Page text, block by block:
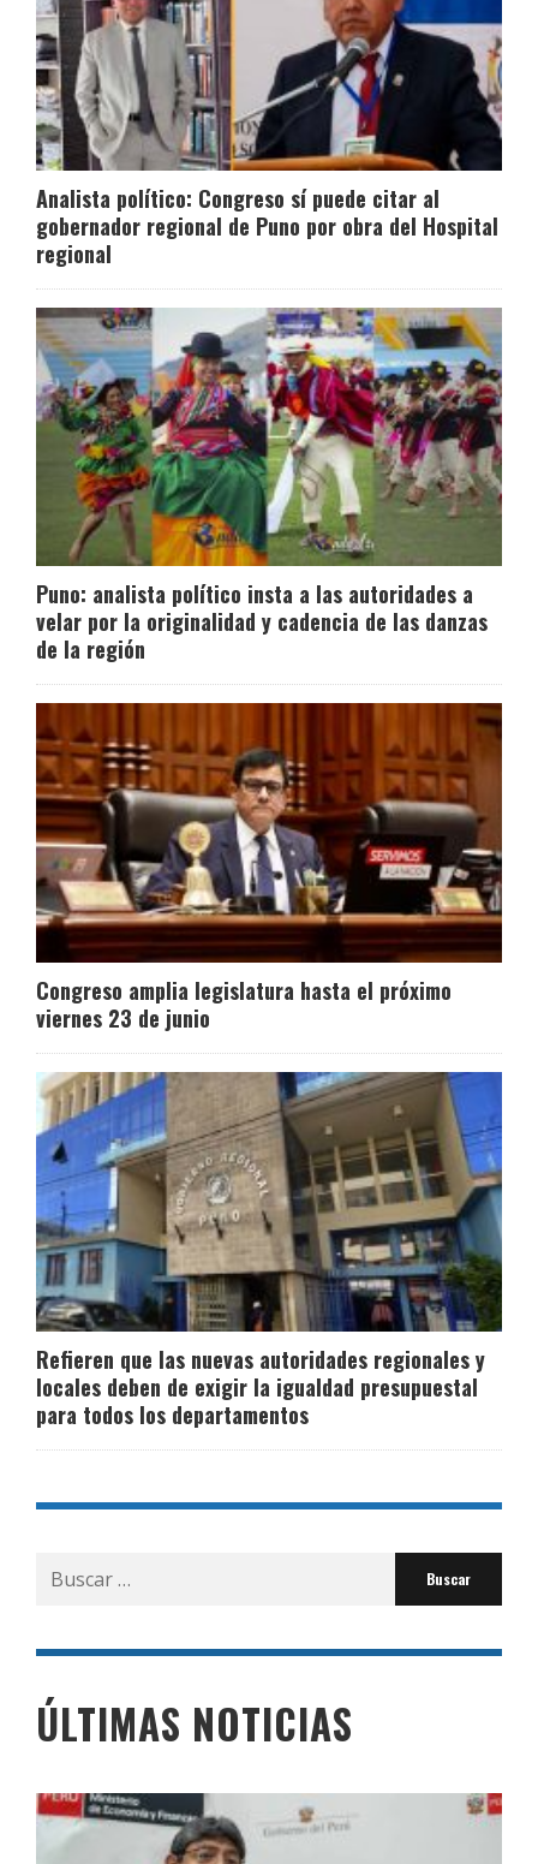
Analista político: Congreso sí puede citar al
gobernador regional de Puno por obra del Hospital
regional
Puno: analista político insta a las autoridades a
velar por la originalidad y cadencia de las danzas
de la región
Congreso amplia legislatura hasta el próximo
viernes 23 de junio
Refieren que las nuevas autoridades regionales y
locales deben de exigir la igualdad presupuestal
para todos los departamentos
Buscar
por:
ÚLTIMAS NOTICIAS